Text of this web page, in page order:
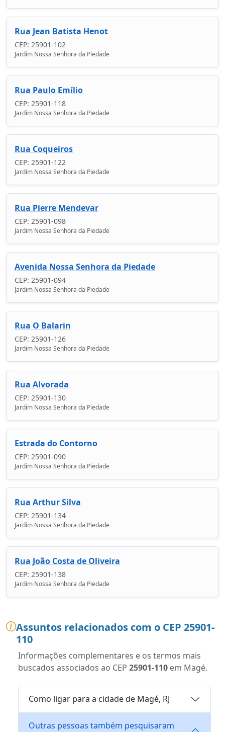
Rua Jean Batista Henot
CEP: 25901-102
Jardim Nossa Senhora da Piedade
Rua Paulo Emílio
CEP: 25901-118
Jardim Nossa Senhora da Piedade
Rua Coqueiros
CEP: 25901-122
Jardim Nossa Senhora da Piedade
Rua Pierre Mendevar
CEP: 25901-098
Jardim Nossa Senhora da Piedade
Avenida Nossa Senhora da Piedade
CEP: 25901-094
Jardim Nossa Senhora da Piedade
Rua O Balarin
CEP: 25901-126
Jardim Nossa Senhora da Piedade
Rua Alvorada
CEP: 25901-130
Jardim Nossa Senhora da Piedade
Estrada do Contorno
CEP: 25901-090
Jardim Nossa Senhora da Piedade
Rua Arthur Silva
CEP: 25901-134
Jardim Nossa Senhora da Piedade
Rua João Costa de Oliveira
CEP: 25901-138
Jardim Nossa Senhora da Piedade
Assuntos relacionados com o CEP 25901-
110
Informações complementares e os termos mais
buscados associados ao CEP 25901-110 em Magé.
Como ligar para a cidade de Magé, RJ
Outras pessoas também pesquisaram